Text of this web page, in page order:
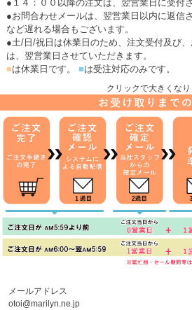
●１４：００以降の注文は、翌営業日に受付
●お問合わせメールは、翌営業日以内に返信
など遅れる場合もございます。
●土/日/祝日は休業日のため、注文受付及び
は、翌営業日させていただきます。
■は休業日です。 ■は受注対応のみです。
クリックで大きくな
メールアドレス
otoi@marilyn.ne.jp